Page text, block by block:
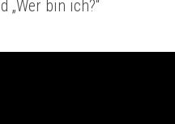
„Wer bin ich?“